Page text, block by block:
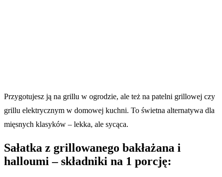
Przygotujesz ją na grillu w ogrodzie, ale też na patelni grillowej czy
grillu elektrycznym w domowej kuchni. To świetna alternatywa dla
mięsnych klasyków – lekka, ale sycąca.
Sałatka z grillowanego bakłażana i
halloumi – składniki na 1 porcję: